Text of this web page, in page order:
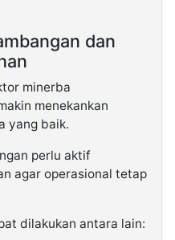
dan
minerba
menekankan
yang baik.
perlu aktif
agar operasional tetap
dilakukan antara lain: